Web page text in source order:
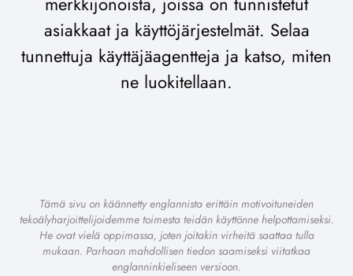
asiakkaat ja käyttöjärjestelmät. Selaa
tunnettuja käyttäjäagentteja ja katso, miten
ne luokitellaan.
Tämä sivu on käännetty englannista erittäin motivoituneiden
tekoälyharjoittelijoidemme toimesta teidän käyttönne helpottamiseksi.
He ovat vielä oppimassa, joten joitakin virheitä saattaa tulla
mukaan. Parhaan mahdollisen tiedon saamiseksi viitatkaa
englanninkieliseen versioon.